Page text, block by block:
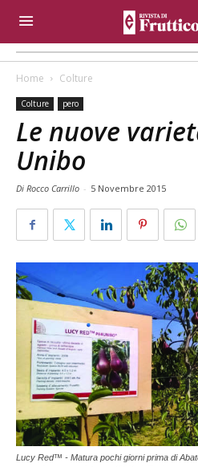
Home Colture
Colture pero
Le nuove
Unibo
Di Rocco Carrillo - 5 Novembre 2015
Lucy Red™ - Matura pochi giorni prima di